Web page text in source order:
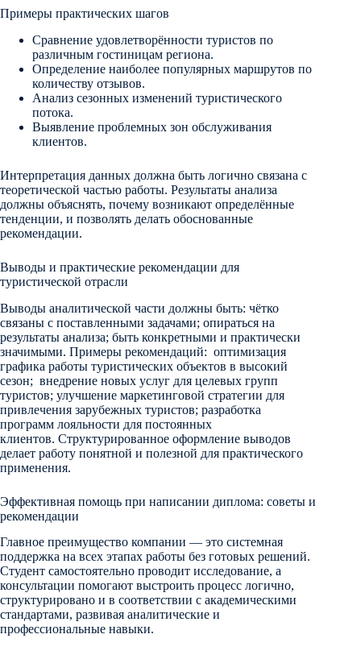
Примеры практических шагов
Сравнение удовлетворённости туристов по
различным гостиницам региона.
Определение наиболее популярных маршрутов по
количеству отзывов.
Анализ сезонных изменений туристического
потока.
Выявление проблемных зон обслуживания
клиентов.
Интерпретация данных должна быть логично связана с
теоретической частью работы. Результаты анализа
должны объяснять, почему возникают определённые
тенденции, и позволять делать обоснованные
рекомендации.
Выводы и практические рекомендации для
туристической отрасли
Выводы аналитической части должны быть: чётко
связаны с поставленными задачами; опираться на
результаты анализа; быть конкретными и практически
значимыми. Примеры рекомендаций: оптимизация
графика работы туристических объектов в высокий
сезон; внедрение новых услуг для целевых групп
туристов; улучшение маркетинговой стратегии для
привлечения зарубежных туристов; разработка
программ лояльности для постоянных
клиентов. Структурированное оформление выводов
делает работу понятной и полезной для практического
применения.
Эффективная помощь при написании диплома: советы и
рекомендации
Главное преимущество компании — это системная
поддержка на всех этапах работы без готовых решений.
Студент самостоятельно проводит исследование, а
консультации помогают выстроить процесс логично,
структурировано и в соответствии с академическими
стандартами, развивая аналитические и
профессиональные навыки.